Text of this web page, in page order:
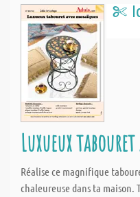
Luxueux
Réalise ce magnifique
chaleureuse dans ta maison.